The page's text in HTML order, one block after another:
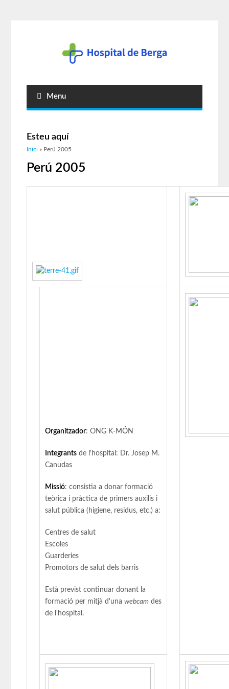
Menu
Esteu aquí
Inici » Perú 2005
Perú 2005
Organitzador: ONG K-MÓN
Integrants de l'hospital: Dr. Josep M.
Canudas
Missió: consistia a donar formació
teòrica i pràctica de primers auxilis i
salut pública (higiene, residus, etc.) a:
Centres de salut
Escoles
Guarderies
Promotors de salut dels barris
Està previst continuar donant la
formació per mitjà d'unawebcam des
de l'hospital.